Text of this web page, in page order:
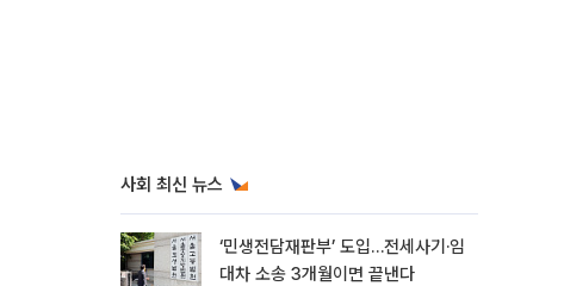
사회 최신 뉴스
‘민생전담재판부’ 도입…전세사기·임
대차 소송 3개월이면 끝낸다